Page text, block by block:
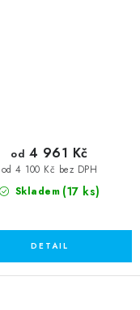
Skladem (17 ks)
od 4 100 Kč bez DPH
od 4 961 Kč